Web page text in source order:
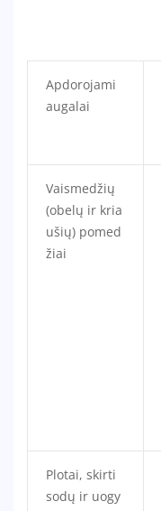
Apdorojami
augalai
Vaismedžių
(obelų ir kria
ušių) pomed
žiai
Plotai, skirti
sodų ir uogy